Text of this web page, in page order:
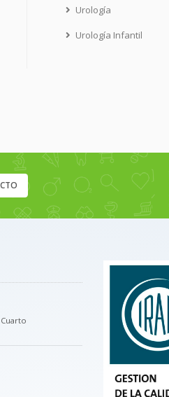
Urología
Urología Infantil